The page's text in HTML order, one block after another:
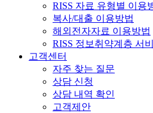
RISS 자료 유형별 이용
복사/대출 이용방법
해외전자자료 이용방법
RISS 정보취약계층 서
고객센터
자주 찾는 질문
상담 신청
상담 내역 확인
고객제안